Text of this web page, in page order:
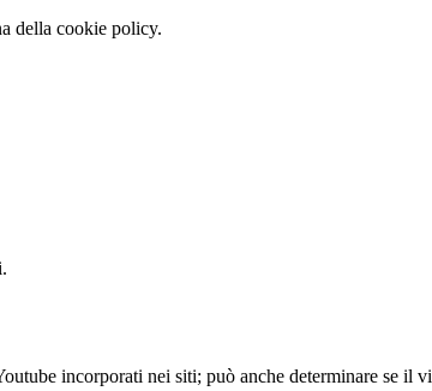
della cookie policy.
incorporati nei siti; può anche determinare se il